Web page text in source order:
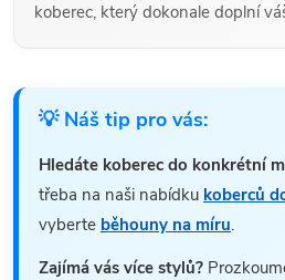
koberec, který dokonale doplní
💡 Náš tip pro vás:
Hledáte koberec do konkrétní
třeba na naši nabídku koberců
vyberte běhouny na míru.
Zajímá vás více stylů?